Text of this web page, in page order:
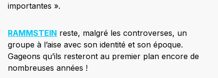
importantes ».
RAMMSTEIN reste, malgré les controverses, un
groupe à l’aise avec son identité et son époque.
Gageons qu’ils resteront au premier plan encore de
nombreuses années !